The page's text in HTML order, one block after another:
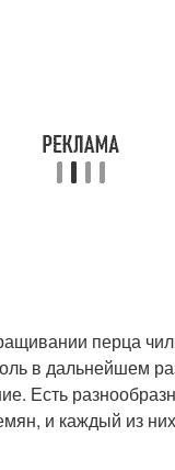
перца
в дальнейшем
Есть
и каждый из